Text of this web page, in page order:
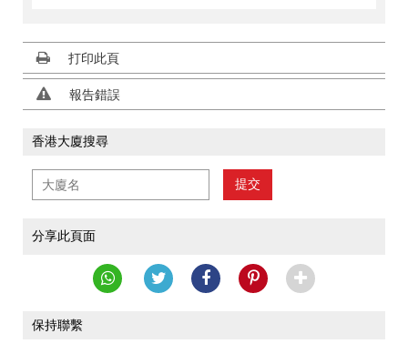
打印此頁
報告錯誤
香港大廈搜尋
提交
分享此頁面
保持聯繫